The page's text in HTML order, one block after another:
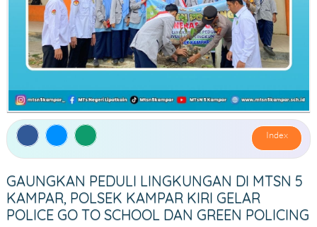
PRESTASI GURU
KESISWAAN
ORGANISASI SISWA
PERKEMBANGAN SISWA
JUARA KELAS
PRESTASI SISWA
EKTRAKURIKULER
BEASISWA
Index
GAUNGKAN PEDULI LINGKUNGAN DI MTSN 5
KAMPAR, POLSEK KAMPAR KIRI GELAR
POLICE GO TO SCHOOL DAN GREEN POLICING